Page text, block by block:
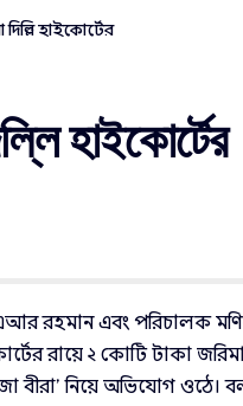
হাইকোর্টের
হাইকোর্টের
রহমান এবং পরিচালক
রায়ে ২ কোটি টাকা
বীরা’ নিয়ে অভিযোগ